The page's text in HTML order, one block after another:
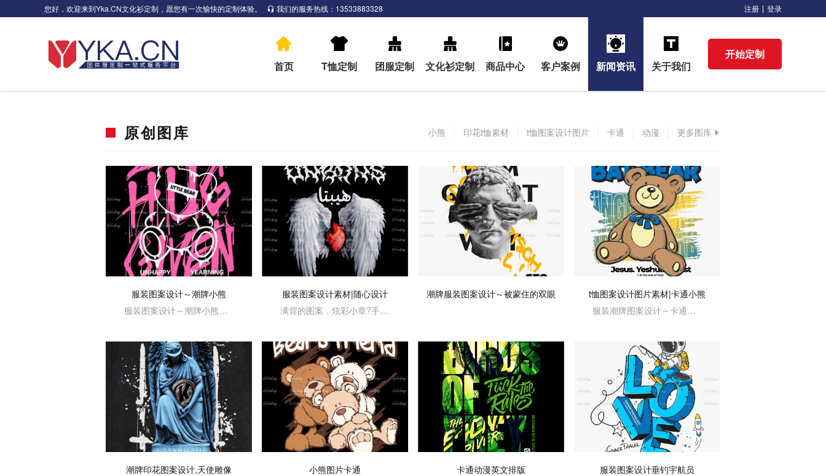
您好，欢迎来到Yka.CN文化衫定制，愿您有一次愉快的定制体验。 我们的服务热线：13533883328 注册 登录
首页 T恤定制 团服定制 文化衫定制 商品中心 客户案例 新闻资讯 关于我们
开始定制
原创图库 小熊 印花t恤素材 t恤图案设计图片 卡通 动漫 更多图库
服装图案设计～潮牌小熊
服装图案设计～潮牌小熊图案元素···
服装图案设计素材|随心设计
满背的图案，炫彩小章?手写字母···
潮牌服装图案设计～被蒙住的双眼
t恤图案设计图片素材|卡通小熊
服装潮牌图案设计～卡通小熊图案···
潮牌印花图案设计,天使雕像
小熊图片卡通
卡通动漫英文排版
服装图案设计垂钓宇航员